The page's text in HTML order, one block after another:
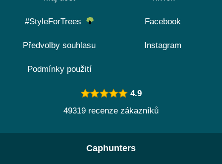
#StyleForTrees
Předvolby souhlasu
Podmínky použití
Facebook
Instagram
4.9
49319 recenze zákazníků
Caphunters